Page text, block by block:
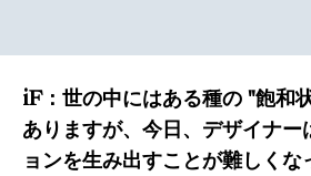
iF：世の中にはある種の "飽和
ありますが、今日、デザイナー
ョンを生み出すことが難しくな